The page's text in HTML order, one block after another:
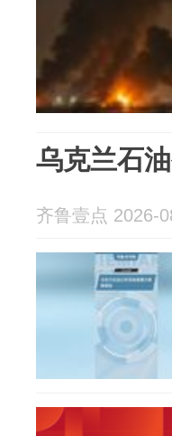
乌克兰石
齐鲁壹点 2026-